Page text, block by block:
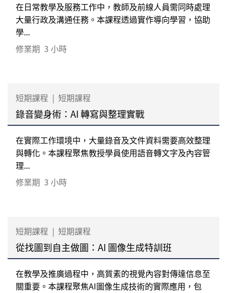
在日常教學及服務工作中，教師及前線人員需同時處理
大量行政及溝通任務。本課程透過實作導向學習，協助
學...
修業期 3 小時
短期課程 | 短期課程
錄音變身術：AI 轉寫與整理實戰
在實際工作環境中，大量錄音及文件資料需要高效整理
與轉化。本課程聚焦教授學員使用語音轉文字及內容管
理...
修業期 3 小時
短期課程 | 短期課程
從找圖到自主做圖：AI 圖像生成特訓班
在教學及推廣過程中，高質素的視覺內容對傳達信息至
關重要。本課程聚焦AI圖像生成技術的實際應用，包